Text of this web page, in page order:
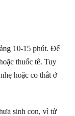
10-15 phút. Để
thuốc tê. Tuy
hoặc co thắt ở
sinh con, vì tử